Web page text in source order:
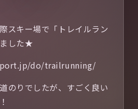
スキー場で「トレイルラン
した★
do/trailrunning/
のりでしたが、すごく良い